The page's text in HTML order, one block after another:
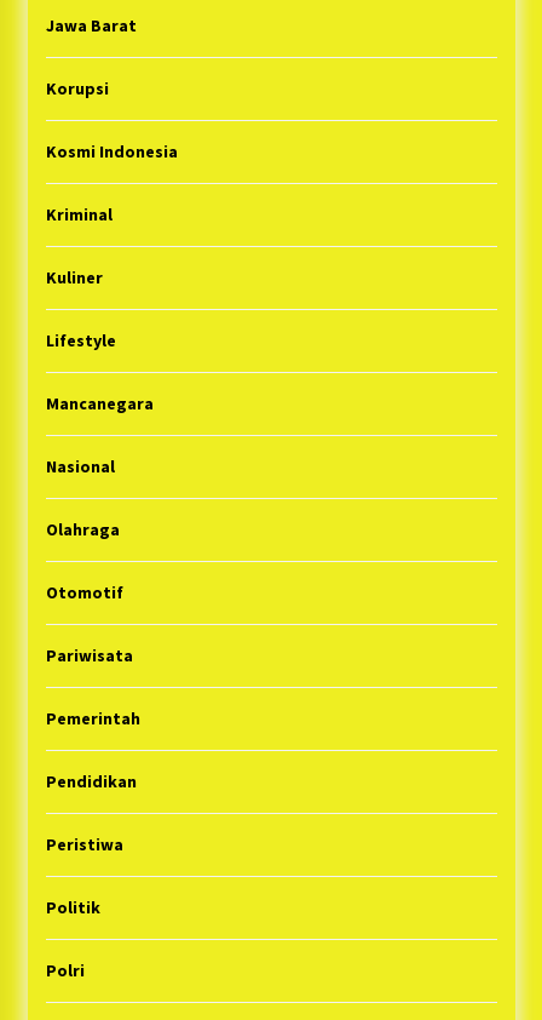
Jawa Barat
Korupsi
Kosmi Indonesia
Kriminal
Kuliner
Lifestyle
Mancanegara
Nasional
Olahraga
Otomotif
Pariwisata
Pemerintah
Pendidikan
Peristiwa
Politik
Polri